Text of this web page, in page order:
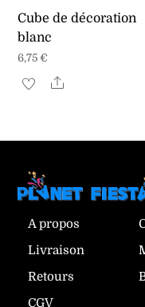
Cube de décoration
blanc
6,75€
Share
A propos
Livraison
Retours
CGV